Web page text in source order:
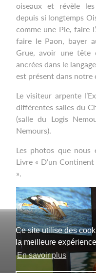
Ce site utilise des
la meilleure
En savoir plus
oiseaux et révèle
depuis si longtemps
comme une Pie, faire
faire le Paon, bayer
Grue, avoir une tête
ancrées dans le
est présent dans notre
Le visiteur arpente
différentes salles du
(salle du Logis
Nemours).
Les photos que nous
Livre « D’un
».